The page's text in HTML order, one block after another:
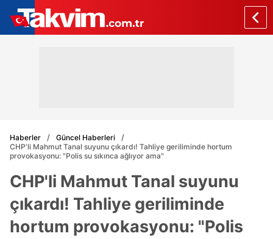
Haberler
Güncel Haberleri
CHP'li Mahmut Tanal suyunu çıkardı! Tahliye geriliminde hortum
provokasyonu: "Polis su sıkınca ağlıyor ama"
CHP'li Mahmut Tanal suyunu
çıkardı! Tahliye geriliminde
hortum provokasyonu: "Polis